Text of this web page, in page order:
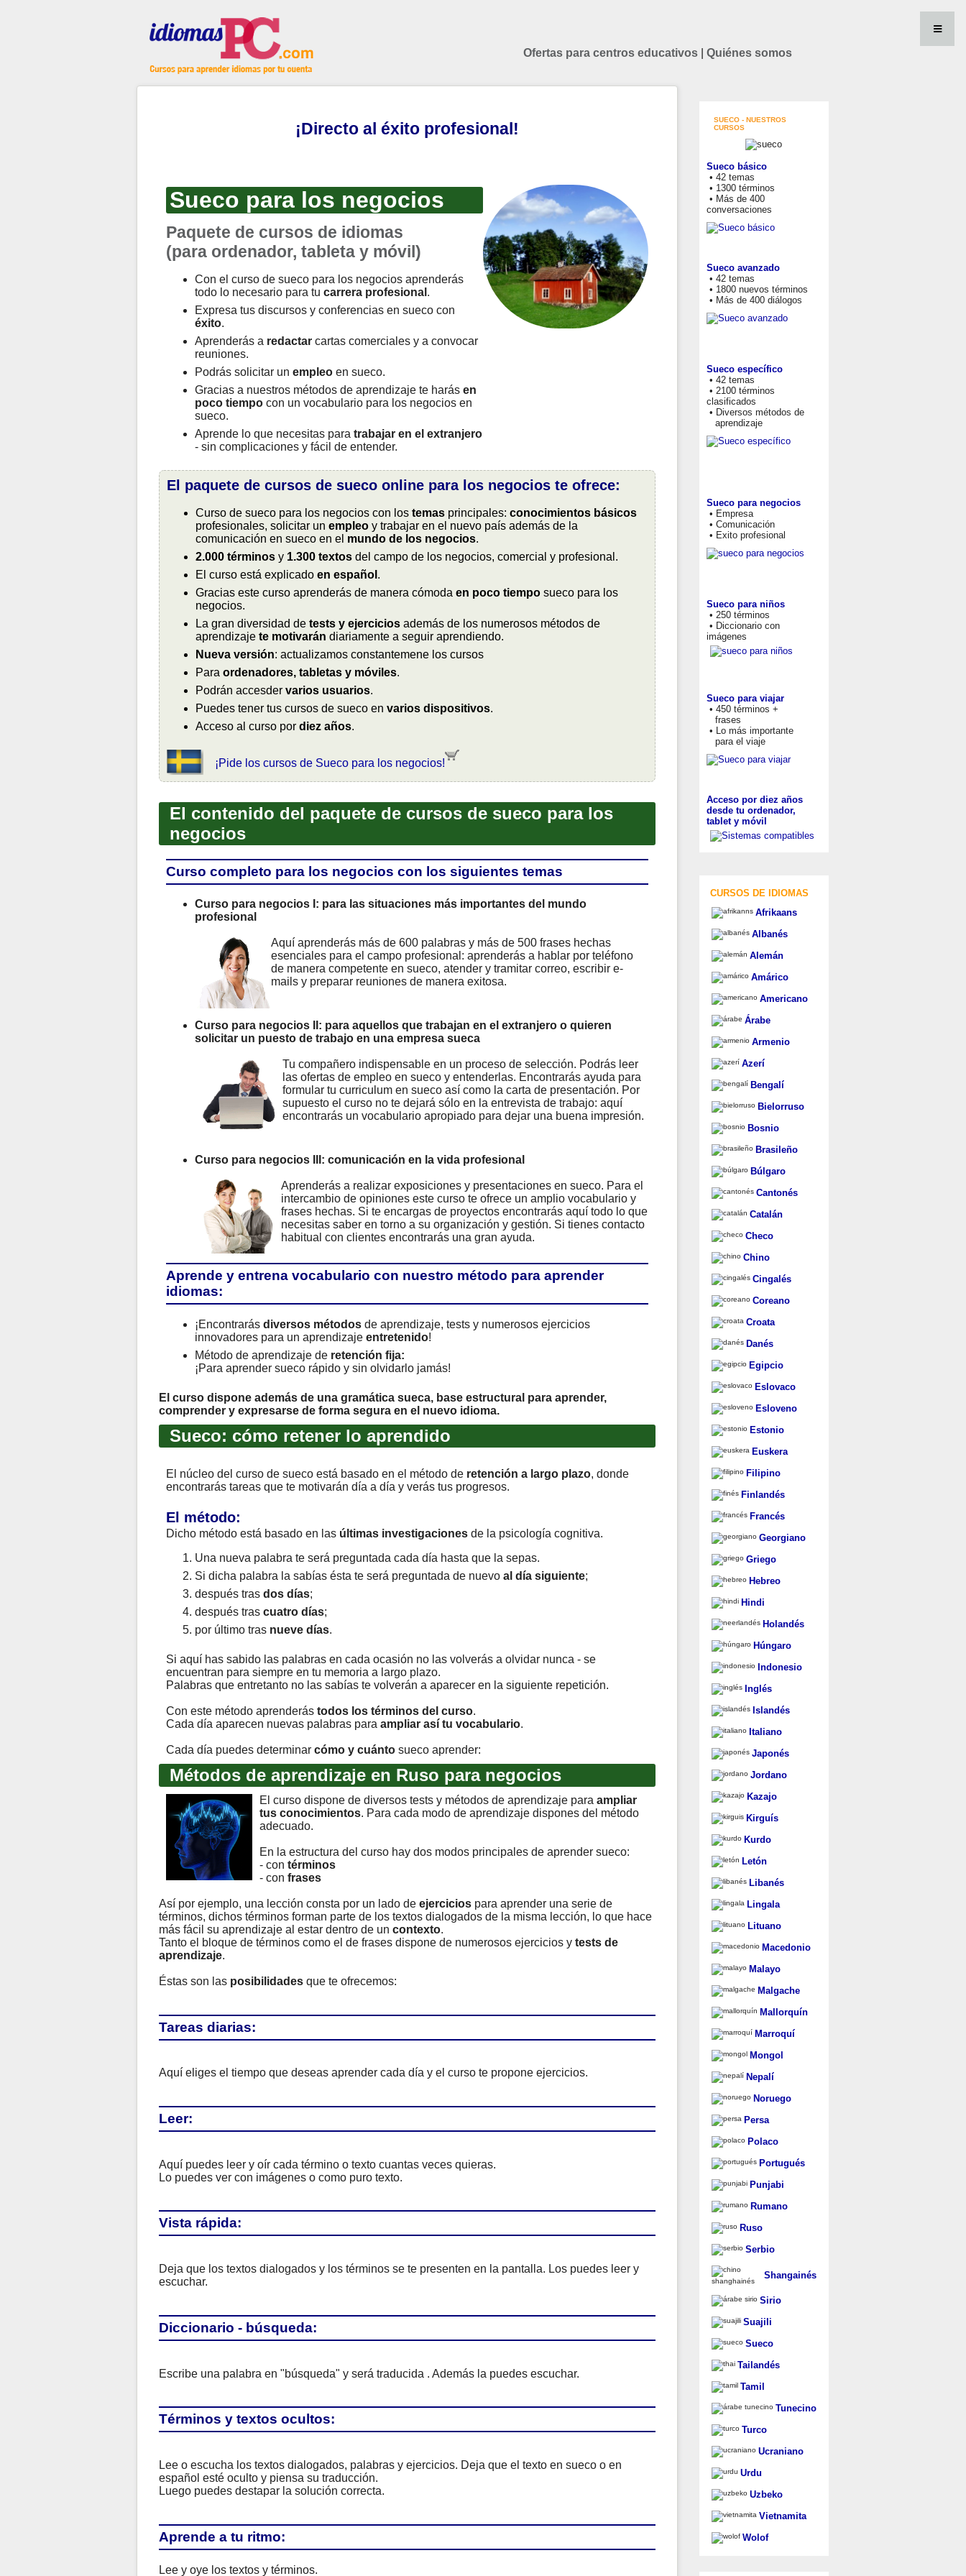
Ofertas para centros educativos Quiénes somos
¡Directo al éxito profesional!
Sueco para los negocios
Paquete de cursos de idiomas
(para ordenador, tableta y móvil)
Con el curso de sueco para los negocios aprenderás
todo lo necesario para tu carrera profesional .
Expresa tus discursos y conferencias en sueco con
éxito.
Aprenderás a redactarcartas comerciales y a convocar
reuniones.
Podrás solicitar un empleoen sueco.
Gracias a nuestros métodos de aprendizaje te harás en
poco tiempocon un vocabulario para los negocios en
sueco.
Aprende lo que necesitas para trabajar en el extranjero
- sin complicaciones y fácil de entender.
El paquete de cursos de sueco online para los negocios te ofrece:
Curso de sueco para los negocios con los temasprincipales: conocimientos básicos
profesionales, solicitar un empleoy trabajar en el nuevo país además de la
comunicación en sueco en el mundo de los negocios.
2.000 términosy 1.300 textosdel campo de los negocios, comercial y profesional.
El curso está explicado en español .
Gracias este curso aprenderás de manera cómoda en poco tiemposueco para los
negocios.
La gran diversidad de tests y ejerciciosademás de los numerosos métodos de
aprendizaje te motivarán diariamente a seguir aprendiendo.
Nueva versión: actualizamos constantemene los cursos
Para ordenadores, tabletas y móviles.
Podrán accesder varios usuarios.
Puedes tener tus cursos de sueco en varios dispositivos.
Acceso al curso por diez años.
¡Pide los cursos de Sueco para los negocios!
El contenido del paquete de cursos de sueco para los
negocios
Curso completo para los negocios con los siguientes temas
Curso para negocios I: para las situaciones más importantes del mundo
profesional
Aquí aprenderás más de 600 palabras y más de 500 frases hechas
esenciales para el campo profesional: aprenderás a hablar por teléfono
de manera competente en sueco, atender y tramitar correo, escribir e-
mails y preparar reuniones de manera exitosa.
Curso para negocios II: para aquellos que trabajan en el extranjero o quieren
solicitar un puesto de trabajo en una empresa sueca
Tu compañero indispensable en un proceso de selección. Podrás leer
las ofertas de empleo en sueco y entenderlas. Encontrarás ayuda para
formular tu curriculum en sueco así como la carta de presentación. Por
supuesto el curso no te dejará sólo en la entrevista de trabajo: aquí
encontrarás un vocabulario apropiado para dejar una buena impresión.
Curso para negocios III: comunicación en la vida profesional
Aprenderás a realizar exposiciones y presentaciones en sueco. Para el
intercambio de opiniones este curso te ofrece un amplio vocabulario y
frases hechas. Si te encargas de proyectos encontrarás aquí todo lo que
necesitas saber en torno a su organización y gestión. Si tienes contacto
habitual con clientes encontrarás una gran ayuda.
Aprende y entrena vocabulario con nuestro método para aprender
idiomas:
¡Encontrarás diversos métodosde aprendizaje, tests y numerosos ejercicios
innovadores para un aprendizaje entretenido!
Método de aprendizaje de retención fija:
¡Para aprender sueco rápido y sin olvidarlo jamás!
El curso dispone además de una gramática sueca, base estructural para aprender,
comprender y expresarse de forma segura en el nuevo idioma.
Sueco: cómo retener lo aprendido
El núcleo del curso de sueco está basado en el método de retención a largo plazo, donde
encontrarás tareas que te motivarán día a día y verás tus progresos.
El método:
Dicho método está basado en las últimas investigacionesde la psicología cognitiva.
Una nueva palabra te será preguntada cada día hasta que la sepas.
Si dicha palabra la sabías ésta te será preguntada de nuevo al día siguiente;
después tras dos días;
después tras cuatro días;
por último tras nueve días.
Si aquí has sabido las palabras en cada ocasión no las volverás a olvidar nunca - se
encuentran para siempre en tu memoria a largo plazo.
Palabras que entretanto no las sabías te volverán a aparecer en la siguiente repetición.
Con este método aprenderás todos los términos del curso.
Cada día aparecen nuevas palabras para ampliar así tu vocabulario.
Cada día puedes determinar cómo y cuántosueco aprender:
Métodos de aprendizaje en Ruso para negocios
El curso dispone de diversos tests y métodos de aprendizaje para ampliar
tus conocimientos. Para cada modo de aprendizaje dispones del método
adecuado.
En la estructura del curso hay dos modos principales de aprender sueco:
- con términos
- con frases
Así por ejemplo, una lección consta por un lado de ejerciciospara aprender una serie de
términos, dichos términos forman parte de los textos dialogados de la misma lección, lo que hace
más fácil su aprendizaje al estar dentro de un contexto.
Tanto el bloque de términos como el de frases dispone de numerosos ejercicios y tests de
aprendizaje.
Éstas son las posibilidadesque te ofrecemos:
Tareas diarias:
Aquí eliges el tiempo que deseas aprender cada día y el curso te propone ejercicios.
Leer:
Aquí puedes leer y oír cada término o texto cuantas veces quieras.
Lo puedes ver con imágenes o como puro texto.
Vista rápida:
Deja que los textos dialogados y los términos se te presenten en la pantalla. Los puedes leer y
escuchar.
Diccionario - búsqueda:
Escribe una palabra en "búsqueda" y será traducida . Además la puedes escuchar.
Términos y textos ocultos:
Lee o escucha los textos dialogados, palabras y ejercicios. Deja que el texto en sueco o en
español esté oculto y piensa su traducción.
Luego puedes destapar la solución correcta.
Aprende a tu ritmo:
Lee y oye los textos y términos.
SUECO - NUESTROS
CURSOS
Sueco básico
• 42 temas
• 1300 términos
• Más de 400
conversaciones
Sueco avanzado
• 42 temas
• 1800 nuevos términos
• Más de 400 diálogos
Sueco específico
• 42 temas
• 2100 términos
clasificados
• Diversos métodos de
aprendizaje
Sueco para negocios
• Empresa
• Comunicación
• Exito profesional
Sueco para niños
• 250 términos
• Diccionario con
imágenes
Sueco para viajar
• 450 términos +
frases
• Lo más importante
para el viaje
Acceso por diez años
desde tu ordenador,
tablet y móvil
CURSOS DE IDIOMAS
Afrikaans
Albanés
Alemán
Amárico
Americano
Árabe
Armenio
Azerí
Bengalí
Bielorruso
Bosnio
Brasileño
Búlgaro
Cantonés
Catalán
Checo
Chino
Cingalés
Coreano
Croata
Danés
Egipcio
Eslovaco
Esloveno
Estonio
Euskera
Filipino
Finlandés
Francés
Georgiano
Griego
Hebreo
Hindi
Holandés
Húngaro
Indonesio
Inglés
Islandés
Italiano
Japonés
Jordano
Kazajo
Kirguís
Kurdo
Letón
Libanés
Lingala
Lituano
Macedonio
Malayo
Malgache
Mallorquín
Marroquí
Mongol
Nepalí
Noruego
Persa
Polaco
Portugués
Punjabi
Rumano
Ruso
Serbio
Shangainés
Sirio
Suajili
Sueco
Tailandés
Tamil
Tunecino
Turco
Ucraniano
Urdu
Uzbeko
Vietnamita
Wolof